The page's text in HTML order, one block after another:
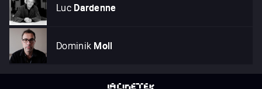
Luc Dardenne
Dominik Moll